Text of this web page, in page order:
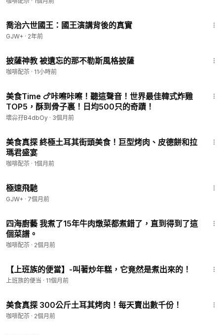
喬治六世國王：國王演講背後的真實
GJW+ · 2年前
披薩神教 被遺忘的那不勒斯風格披薩
咖啡配苶 · 11小時前
美食Time 🍗咔嚓咔嚓！聽這聲音！世界最佳韓式炸雞
TOP5，酥到骨子裏！日均500只的奇蹟！
壞尛孖B4dbOy · 3個月前
美食真探 終極土耳其街頭美食！巨型烤肉、皮德餅和拉
瑪君盛宴
咖啡配苶 · 1個月前
極速飛馳
GJW+ · 7個月前
四海廚藝 我煮了15年牛肉燉菜都煮錯了，直到得到了這
個菜譜。
咖啡配苶 · 2個月前
【上班族的便當】-叫著炒年糕，它竟然是煮出來的！
上班族的便当 · 11個月前
美食真探 300公斤土耳其烤肉！每天賣出數千份！
咖啡配苶 · 2個月前